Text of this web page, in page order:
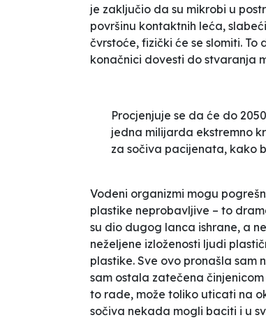
je zaključio da su mikrobi u
površinu kontaktnih leća,
čvrstoće, fizički će se slomiti.
konačnici dovesti do stvaranja
Procjenjuje se da će do
jedna milijarda ekstremno
za sočiva pacijenata, kako
Vodeni organizmi mogu
plastike neprobavljive – to
su dio dugog lanca ishrane, a
neželjene izloženosti ljudi
plastike. Sve ovo pronašla sam
sam ostala zatečena
to rade, može toliko uticati na
sočiva nekada mogli baciti i u